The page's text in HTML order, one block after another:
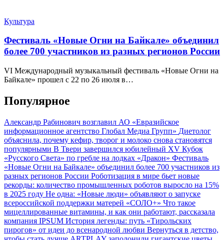
Культура
Фестиваль «Новые Огни на Байкале» объединил
более 700 участников из разных регионов России
VI Международный музыкальный фестиваль «Новые Огни на
Байкале» прошел с 22 по 26 июля в…
Популярное
Александр Рабинович возглавил АО «Евразийское
информационное агентство Глобал Медиа Групп» Диетолог
объяснила, почему кефир, творог и молоко снова становятся
популярными В Твери завершился юбилейный XV Кубок
«Русского Света» по гребле на лодках «Дракон» Фестиваль
«Новые Огни на Байкале» объединил более 700 участников из
разных регионов России Роботизация в мире бьет новые
рекорды: количество промышленных роботов выросло на 15%
в 2025 году Не одна: «Новые люди» объявляют о запуске
всероссийской поддержки матерей «СОЛО+» Что такое
мицеллированные витамины, и как они работают, рассказала
компания IPSUM История легенды: путь «Тирольских
пирогов» от идеи до всенародной любви Вернуться в детство,